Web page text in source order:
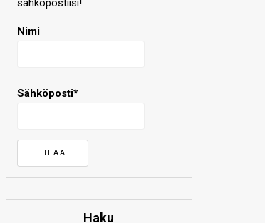
sähköpostiisi!
Nimi
Sähköposti*
Haku